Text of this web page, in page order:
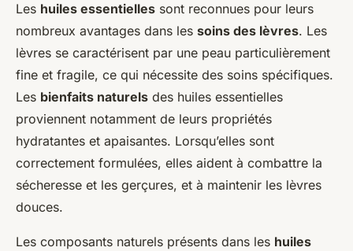
Les huiles essentielles sont reconnues pour leurs
nombreux avantages dans les soins des lèvres. Les
lèvres se caractérisent par une peau particulièrement
fine et fragile, ce qui nécessite des soins spécifiques.
Les bienfaits naturels des huiles essentielles
proviennent notamment de leurs propriétés
hydratantes et apaisantes. Lorsqu’elles sont
correctement formulées, elles aident à combattre la
sécheresse et les gerçures, et à maintenir les lèvres
douces.
Les composants naturels présents dans les huiles